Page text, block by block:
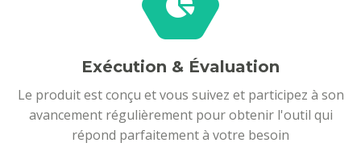
Exécution & Évaluation
Le produit est conçu et vous suivez et participez à son
avancement régulièrement pour obtenir l'outil qui
répond parfaitement à votre besoin